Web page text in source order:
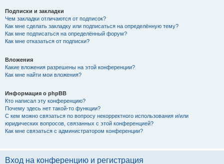
Подписки и закладки
Чем закладки отличаются от подписок?
Как мне сделать закладку или подписаться на определённую тему?
Как мне подписаться на определённый форум?
Как мне отказаться от подписки?
Вложения
Какие вложения разрешены на этой конференции?
Как мне найти мои вложения?
Информация о phpBB
Кто написал эту конференцию?
Почему здесь нет такой-то функции?
С кем можно связаться по вопросу некорректного использования и/или
юридических вопросов, связанных с этой конференцией?
Как мне связаться с администратором конференции?
Вход на конференцию и регистрация